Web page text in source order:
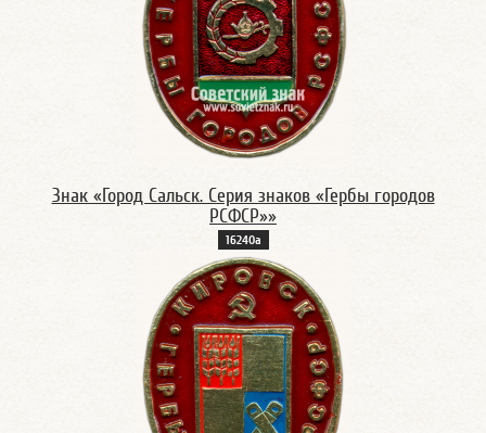
Знак «Город Сальск. Серия знаков «Гербы городов
РСФСР»»
16240а